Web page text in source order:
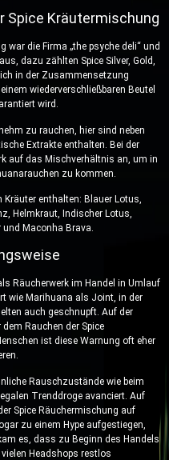
Spice Kräutermischung
war die Firma „the psyche deli“ und
dazu zählten Spice Silver, Gold,
in der Zusammensetzung
wiederverschließbaren Beutel
wird.
zu rauchen, hier sind neben
Extrakte enthalten. Bei der
auf das Mischverhältnis an, um in
zu kommen.
Kräuter enthalten: Blauer Lotus,
Helmkraut, Indischer Lotus,
Maconha Brava.
Räucherwerk im Handel in Umlauf
wie Marihuana als Joint, in der
auch geschnupft. Auf der
Rauchen der Spice
ist diese Warnung oft eher
Rauschzustände wie beim
Trenddroge avanciert. Auf
Spice Räuchermischung auf
zu einem Hype aufgestiegen,
es, dass zu Beginn des Handels
Headshops restlos